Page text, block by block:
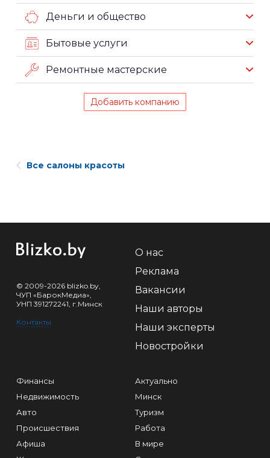
Деньги и общество
Бытовые услуги
Ремонтные мастерские
Добавить компанию
Все салоны красоты
© 2009-2026 blizko.by,
ЧУП «БарокМедиа»,
УНП 391272241, г.Минск
Контакты
О нас
Реклама
Вакансии
Наши авторы
Наши эксперты
Новостройки
Финансы
Недвижимость
Авто
Происшествия
Афиша
Актуально
Минск
Туризм
Работа
В мире